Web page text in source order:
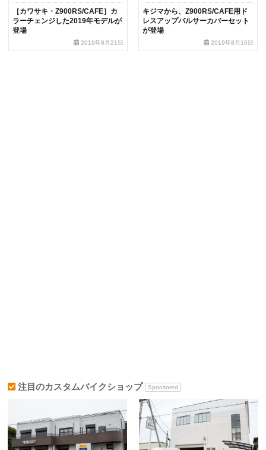
［カワサキ・Z900RS/CAFE］カ
ラーチェンジした2019年モデルが
登場
2019年8月21日
キジマから、Z900RS/CAFE用ド
レスアップパルサーカバーセット
が登場
2019年8月16日
注目のカスタムバイクショップ Sponsored